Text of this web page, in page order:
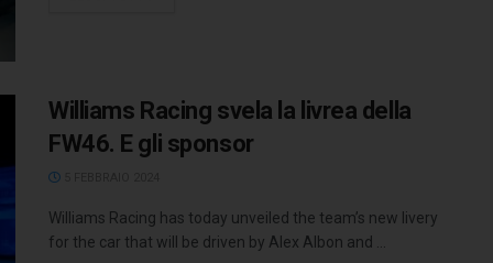
Williams Racing svela la livrea della
FW46. E gli sponsor
Williams Racing has today unveiled the team’s new livery
for the car that will be driven by Alex Albon and ...